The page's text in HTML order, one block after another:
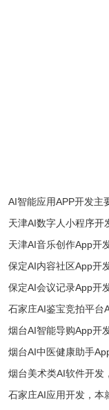
AI智能应用APP开发主
天津AI数字人小程序开
天津AI音乐创作App开
保定AI内容社区App开
保定AI会议记录App开
石家庄AI鉴宝竞拍平台
烟台AI智能导购App开
烟台AI中医健康助手
烟台美术类AI软件开发
石家庄AI应用开发，本